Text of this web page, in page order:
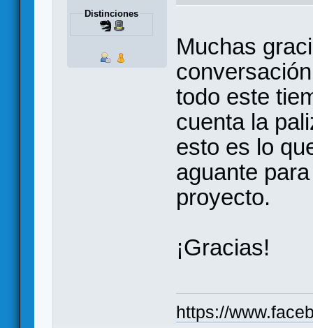
Distinciones
Muchas
todo este
cuenta la
esto es lo
aguante
proyecto.
¡Gracias!
https://